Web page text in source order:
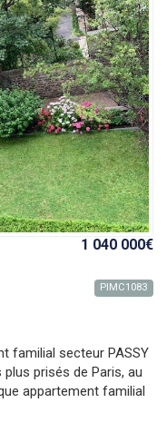
1 040 000€
PIMC1083
familial secteur PASSY
prisés de Paris, au
appartement familial